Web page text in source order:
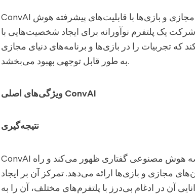
ConvAI و بازی‌ها با قابلیت‌های پیشرفته هوش
یک پلتفرم نوآورانه برای ایجاد شخصیت‌هایی با
که تجربیات را در بازی‌ها و برنامه‌های دنیای مجازی
به طور قابل توجهی بهبود می‌بخشد.
ویژگی‌های اصلی ConvAI
نتیجه‌گیری
ConvAI هوش مصنوعی گفتاری ظهور می‌کند و راه
مجازی و بازی‌ها ارائه می‌دهد. تمرکز آن بر ایجاد
آن در ادغام بی‌درز با پلتفرم‌های مختلف، آن را به